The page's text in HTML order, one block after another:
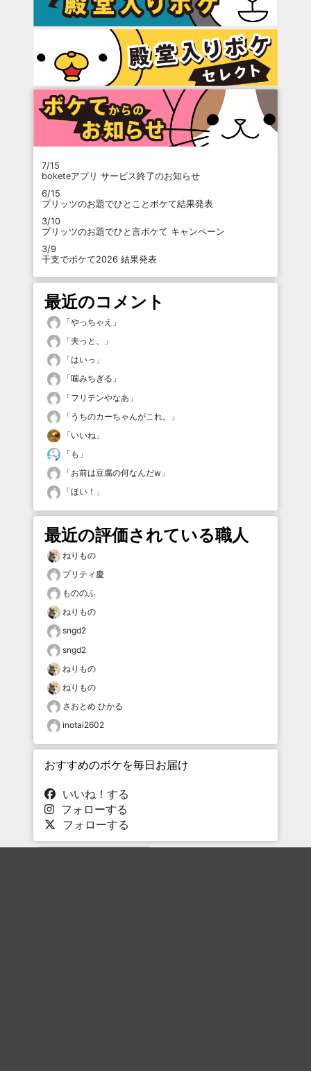
7/15
boketeアプリ サービス終了のお知らせ
6/15
プリッツのお題でひとことボケて結果発表
3/10
プリッツのお題でひと言ボケて キャンペーン
3/9
干支でボケて2026 結果発表
最近のコメント
「やっちゃえ 」
「夫っと、
」
「はいっ 」
「噛みちぎる 」
「フリテンやなあ 」
「 うちのカーちゃんがこれ。
」
「いいね 」
「 も 」
「お前は豆腐の何なんだw 」
「ほい！ 」
最近の評価されている職人
ねりもの
プリティ慶
もののふ
ねりもの
sngd2
sngd2
ねりもの
ねりもの
さおとめ ひかる
inotai2602
おすすめのボケを毎日お届け
いいね！する
フォローする
フォローする